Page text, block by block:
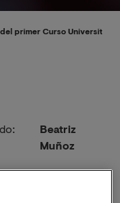
primer Curso
Beatriz
Muñoz
de 2000